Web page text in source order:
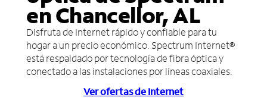
en Chancellor, AL
Disfruta de Internet rápido y confiable para tu
hogar a un precio económico. Spectrum Internet®
está respaldado por tecnología de fibra óptica y
conectado a las instalaciones por líneas coaxiales.
Ver ofertas de Internet